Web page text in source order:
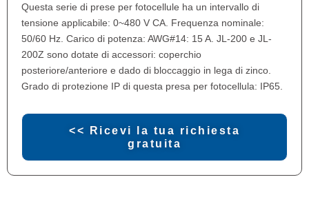
Questa serie di prese per fotocellule ha un intervallo di
tensione applicabile: 0~480 V CA. Frequenza nominale:
50/60 Hz. Carico di potenza: AWG#14: 15 A. JL-200 e JL-
200Z sono dotate di accessori: coperchio
posteriore/anteriore e dado di bloccaggio in lega di zinco.
Grado di protezione IP di questa presa per fotocellula: IP65.
<< Ricevi la tua richiesta
gratuita